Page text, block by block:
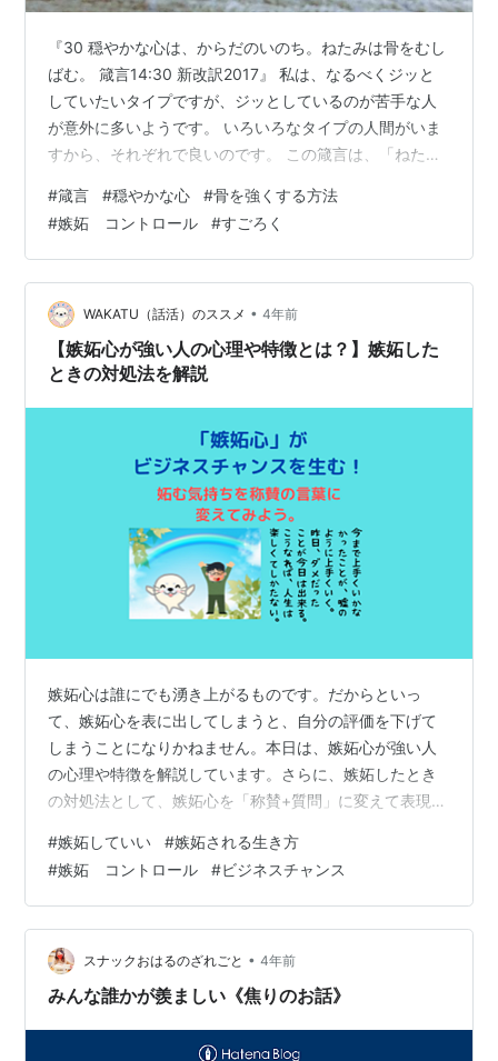
『30 穏やかな心は、からだのいのち。ねたみは骨をむし
ばむ。 箴言14:30 新改訳2017』 私は、なるべくジッと
していたいタイプですが、ジッとしているのが苦手な人
が意外に多いようです。 いろいろなタイプの人間がいま
すから、それぞれで良いのです。 この箴言は、「ねたみ
す。 人間が成長していくモチベーションはさまざまで
す。 自分で、目標設定できる人、誰かを目指して努力す
る人、周囲を見て自分とのギャップに仰天してあたふた
する人などがいますね。 スポーツクラブが満員になるの
は、自分でコツコツトレーニングするよりも、周囲を意
識する要素からという理由を挙…
#箴言 #穏やかな心 #骨を強くする方法
#嫉妬 コントロール #すごろく
WAKATU（話活）のススメ • 4年前
【嫉妬心が強い人の心理や特徴とは？】嫉妬した
ときの対処法を解説
嫉妬心は誰にでも湧き上がるものです。だからといっ
て、嫉妬心を表に出してしまうと、自分の評価を下げて
しまうことになりかねません。本日は、嫉妬心が強い人
の心理や特徴を解説しています。さらに、嫉妬したとき
の対処法として、嫉妬心を「称賛+質問」に変えて表現す
心理 劣等感が強い 独占欲が強い プライドが高い 嫉妬心
が強い人の特徴 負けず嫌いで他人と張り合う 他人との相
違を認められない 他人と比較する 嫉妬したときの対処法
嫉妬を「称賛+質問」に換える 自分よりも仕事ができる
同僚に対して 同業で自分より大きな会社を経営している
人に対して 本日のまとめ …
#嫉妬していい #嫉妬される生き方
#嫉妬 コントロール #ビジネスチャンス
スナックおはるのざれごと • 4年前
みんな誰かが羨ましい《焦りのお話》